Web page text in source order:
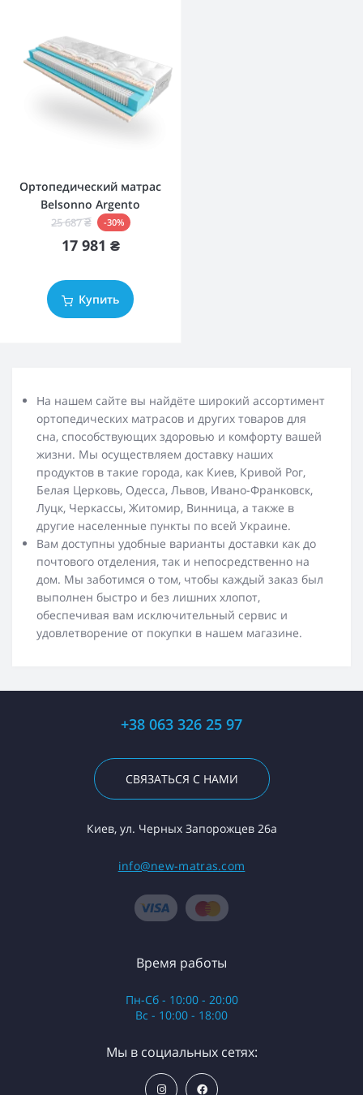
Ортопедический матрас
Belsonno Argento
25 687 ₴ -30%
17 981 ₴
Купить
На нашем сайте вы найдёте широкий ассортимент
ортопедических матрасов и других товаров для
сна, способствующих здоровью и комфорту вашей
жизни. Мы осуществляем доставку наших
продуктов в такие города, как Киев, Кривой Рог,
Белая Церковь, Одесса, Львов, Ивано-Франковск,
Луцк, Черкассы, Житомир, Винница, а также в
другие населенные пункты по всей Украине.
Вам доступны удобные варианты доставки как до
почтового отделения, так и непосредственно на
дом. Мы заботимся о том, чтобы каждый заказ был
выполнен быстро и без лишних хлопот,
обеспечивая вам исключительный сервис и
удовлетворение от покупки в нашем магазине.
+38 063 326 25 97
СВЯЗАТЬСЯ С НАМИ
Киев, ул. Черных Запорожцев 26а
info@new-matras.com
Время работы
Пн-Сб - 10:00 - 20:00
Вс - 10:00 - 18:00
Мы в социальных сетях: